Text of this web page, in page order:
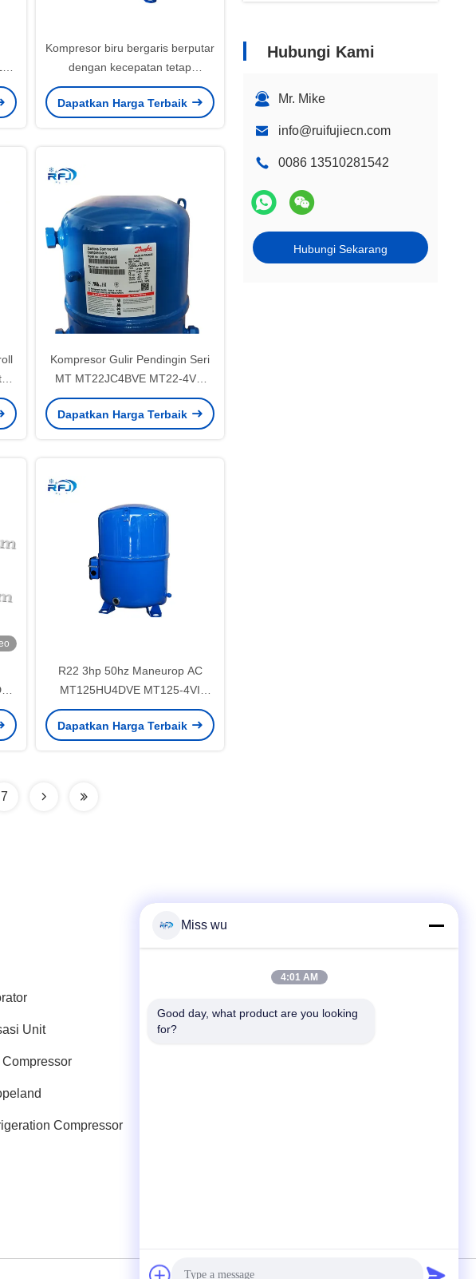
Hubungi Kami
Mr. Mike
info@ruifujiecn.com
0086 13510281542
Hubungi Sekarang
Kompresor biru bergaris berputar
dengan kecepatan tetap
MT80HP4CVE MT80-4VI
MTZ80HP4CVE MTZ80-4VI
Dapatkan Harga Terbaik
Kompresor Gulir Pendingin Seri
MT MT22JC4BVE MT22-4VM
50/60HZ Untuk AC
Dapatkan Harga Terbaik
R22 3hp 50hz Maneurop AC
MT125HU4DVE MT125-4VI
Kompresor dengan unit baru
Dapatkan Harga Terbaik
7
Unit
Compressor
86-0755-82153336
Miss wu
4:01 AM
Good day, what product are you looking
for?